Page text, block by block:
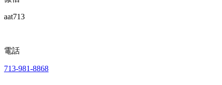
aat713
電話
713-981-8868